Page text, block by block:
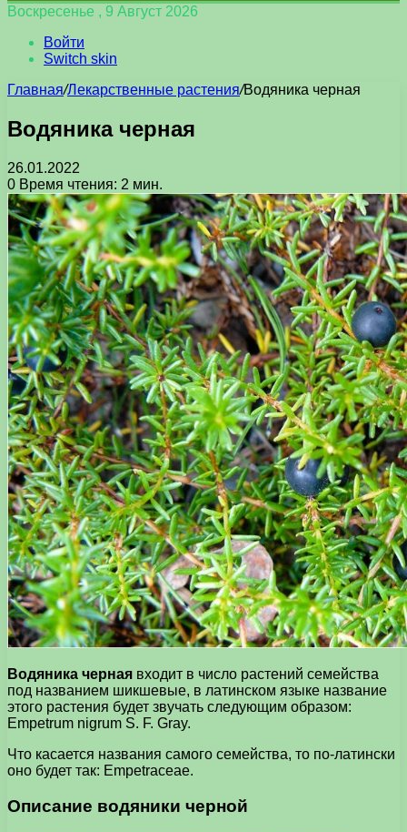
Воскресенье , 9 Август 2026
Войти
Switch skin
Главная/Лекарственные растения/Водяника черная
Водяника черная
26.01.2022
0 Время чтения: 2 мин.
Водяника черная входит в число растений семейства
под названием шикшевые, в латинском языке название
этого растения будет звучать следующим образом:
Empetrum nigrum S. F. Gray.
Что касается названия самого семейства, то по-латински
оно будет так: Empetraceae.
Описание водяники черной